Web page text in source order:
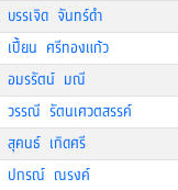
บรรเจิด จันทร์ดำ
เปี้ยน ศรีทองแก้ว
อมรรัตน์ มณี
วรรณี รัตนเศวตสรรค์
สุคนธ์ เกิดศรี
ปกรณ์ ณรงค์